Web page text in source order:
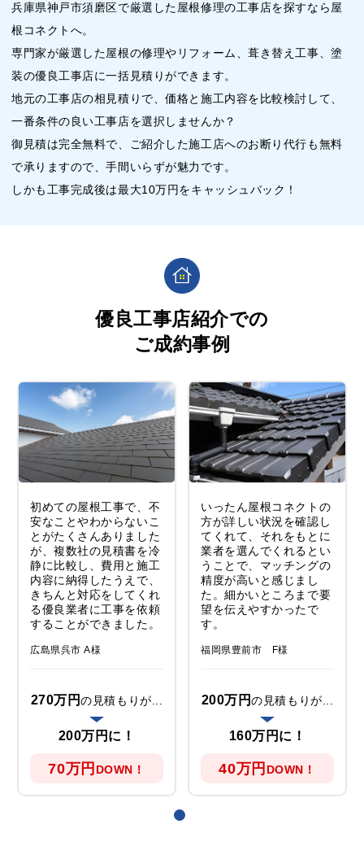
兵庫県神戸市須磨区で厳選した屋根修理の工事店を探すなら屋
根コネクトへ。
専門家が厳選した屋根の修理やリフォーム、葺き替え工事、塗
装の優良工事店に一括見積りができます。
地元の工事店の相見積りで、価格と施工内容を比較検討して、
一番条件の良い工事店を選択しませんか？
御見積は完全無料で、ご紹介した施工店へのお断り代行も無料
で承りますので、手間いらずが魅力です。
しかも工事完成後は最大10万円をキャッシュバック！
優良工事店紹介での
ご成約事例
初めての屋根工事で、不
安なことやわからないこ
とがたくさんありました
が、複数社の見積書を冷
静に比較し、費用と施工
内容に納得したうえで、
きちんと対応をしてくれ
る優良業者に工事を依頼
することができました。
広島県呉市 A様
270万円の見積もりが...
200万円に！
70万円 DOWN！
いったん屋根コネクトの
方が詳しい状況を確認し
てくれて、それをもとに
業者を選んでくれるとい
うことで、マッチングの
精度が高いと感じまし
た。細かいところまで要
望を伝えやすかったで
す。
福岡県豊前市 F様
200万円の見積もりが...
160万円に！
40万円 DOWN！